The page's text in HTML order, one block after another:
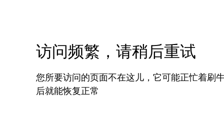
访问频繁，请稍后重试
您所要访问的页面不在这儿，它可能正忙着刷
后就能恢复正常